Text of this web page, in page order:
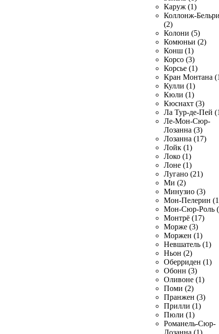
Каруж (1)
Коллонж-
(2)
Колони (5)
Комюньи (2)
Конш (1)
Корсо (3)
Корсье (1)
Кран Монтана
Кулли (1)
Кюли (1)
Кюснахт (3)
Ла Тур-де-Пей
Ле-Мон-Сюр-
Лозанна (3)
Лозанна (17)
Лойк (1)
Локо (1)
Лоне (1)
Лугано (21)
Ми (2)
Минузио (3)
Мон-Пелерин
Мон-Сюр-Роль
Монтрё (17)
Морже (3)
Моржен (1)
Невшатель (1)
Ньон (2)
Оберриден (1)
Обонн (3)
Оливоне (1)
Поми (2)
Пранжен (3)
Прилли (1)
Пюли (1)
Романель-Сюр-
Лозанна (1)